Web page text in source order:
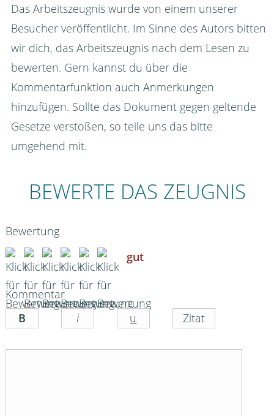
Das Arbeitszeugnis wurde von einem unserer
Besucher veröffentlicht. Im Sinne des Autors bitten
wir dich, das Arbeitszeugnis nach dem Lesen zu
bewerten. Gern kannst du über die
Kommentarfunktion auch Anmerkungen
hinzufügen. Sollte das Dokument gegen geltende
Gesetze verstoßen, so teile uns das bitte
umgehend mit.
BEWERTE DAS ZEUGNIS
Bewertung
gut
Kommentar